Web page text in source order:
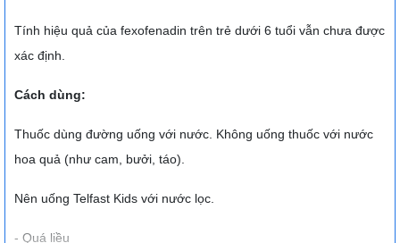
Tính hiệu quả của fexofenadin trên trẻ dưới 6 tuổi vẫn chưa được
xác định.
Cách dùng:
Thuốc dùng đường uống với nước. Không uống thuốc với nước
hoa quả (như cam, bưởi, táo).
Nên uống Telfast Kids với nước lọc.
- Quá liều